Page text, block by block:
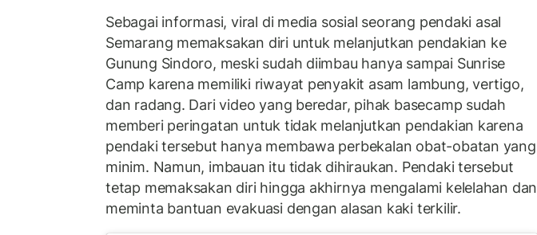
Sebagai informasi, viral di media sosial seorang pendaki asal
Semarang memaksakan diri untuk melanjutkan pendakian ke
Gunung Sindoro, meski sudah diimbau hanya sampai Sunrise
Camp karena memiliki riwayat penyakit asam lambung, vertigo,
dan radang. Dari video yang beredar, pihak basecamp sudah
memberi peringatan untuk tidak melanjutkan pendakian karena
pendaki tersebut hanya membawa perbekalan obat-obatan yang
minim. Namun, imbauan itu tidak dihiraukan. Pendaki tersebut
tetap memaksakan diri hingga akhirnya mengalami kelelahan dan
meminta bantuan evakuasi dengan alasan kaki terkilir.